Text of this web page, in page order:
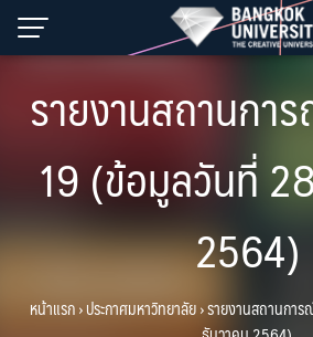
Skip
รายงานสถานกา
19 (ข้อมูลวันที่
2564)
หน้าแรก›ประกาศมหาวิทยาลัย›รายงานสถานกา